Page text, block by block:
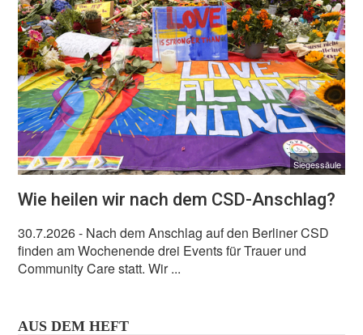
Siegessäule
Wie heilen wir nach dem CSD-Anschlag?
30.7.2026- Nach dem Anschlag auf den Berliner CSD
finden am Wochenende drei Events für Trauer und
Community Care statt. Wir ...
AUS DEM HEFT